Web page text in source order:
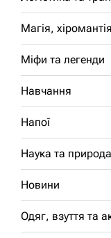
Магія,
Міфи та легенди
Навчання
Напої
Наука та природа
Новини
Одяг, взуття та